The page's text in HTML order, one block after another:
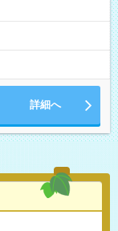
詳細へ